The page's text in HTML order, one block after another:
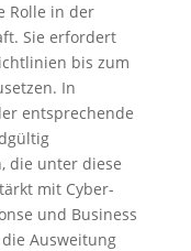
Rolle in der
Sie erfordert
bis zum
In
entsprechende
die unter diese
mit Cyber-
und Business
Ausweitung